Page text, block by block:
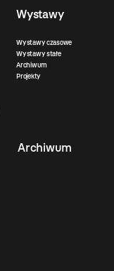
Wystawy
Wystawy czasowe
Wystawy stałe
Archiwum
Projekty
Archiwum